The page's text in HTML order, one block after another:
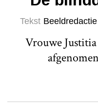
Tekst Beeldredactie
Vrouwe